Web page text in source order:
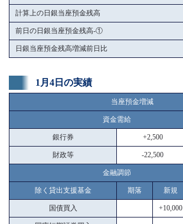
計算上の日銀当座預金残高
前日の日銀当座預金残高-①
日銀当座預金残高増減前日比
1月4日の実績
当座預金増減
資金需給
銀行券 +2,500
財政等 -22,500
金融調節
除く貸出支援基金 期落 新規
国債買入 +10,000